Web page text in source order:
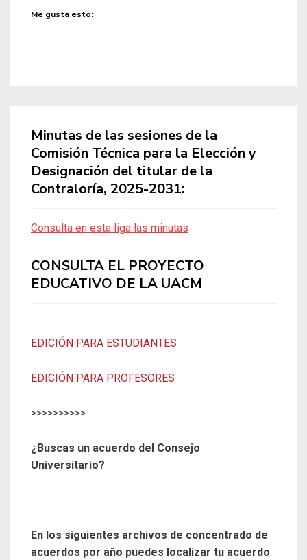
Me gusta esto:
Minutas de las sesiones de la
Comisión Técnica para la Elección y
Designación del titular de la
Contraloría, 2025-2031:
Consulta en esta liga las minutas
CONSULTA EL PROYECTO
EDUCATIVO DE LA UACM
EDICIÓN PARA ESTUDIANTES
EDICIÓN PARA PROFESORES
>>>>>>>>>>
¿Buscas un acuerdo del Consejo
Universitario?
En los siguientes archivos de concentrado de
acuerdos por año puedes localizar tu acuerdo